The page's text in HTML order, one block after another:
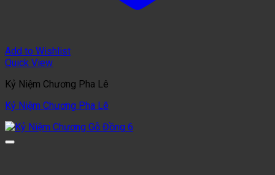
Add to Wishlist
Quick View
Kỷ Niệm Chương Pha Lê
Kỷ Niệm Chương Pha Lê